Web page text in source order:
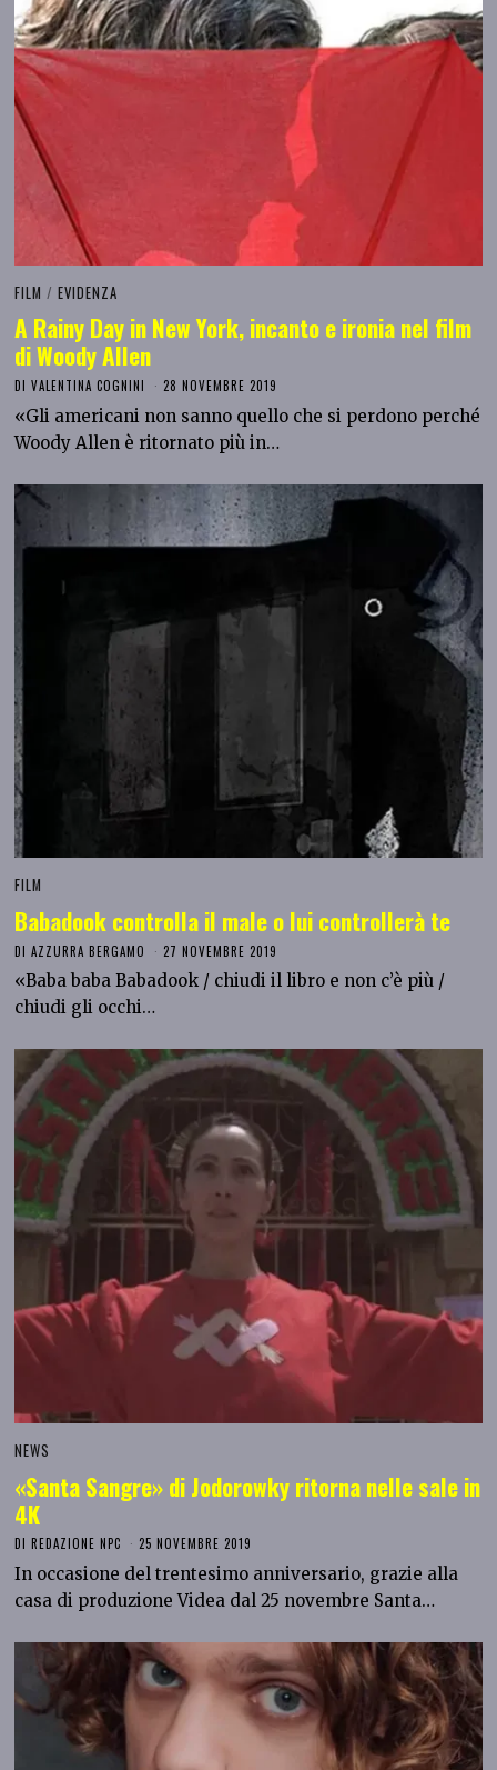
FILM / EVIDENZA
A Rainy Day in New York, incanto e ironia nel film
di Woody Allen
DIVALENTINA COGNINI 28 NOVEMBRE 2019
«Gli americani non sanno quello che si perdono perché
Woody Allen è ritornato più in…
FILM
Babadook controlla il male o lui controllerà te
DIAZZURRA BERGAMO 27 NOVEMBRE 2019
«Baba baba Babadook / chiudi il libro e non c’è più /
chiudi gli occhi…
NEWS
«Santa Sangre» di Jodorowky ritorna nelle sale in
4K
DIREDAZIONE NPC 25 NOVEMBRE 2019
In occasione del trentesimo anniversario, grazie alla
casa di produzione Videa dal 25 novembre Santa…